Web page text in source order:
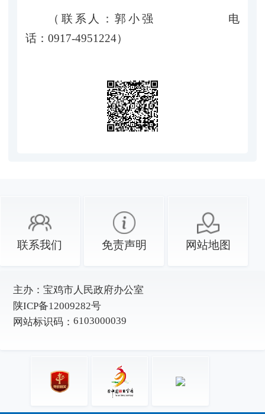
（联系人：郭小强 电
话：0917-4951224）
联系我们 免责声明 网站地图
主办： 宝鸡市人民政府办公室
陕ICP备12009282号
网站标识码： 6103000039